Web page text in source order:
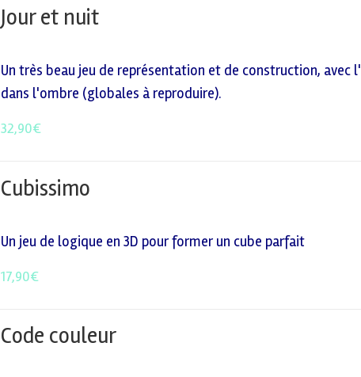
Jour et nuit
Un très beau jeu de représentation et de construction,
dans l'ombre (globales à reproduire).
32,90€
Cubissimo
Un jeu de logique en 3D pour former un cube parfait
17,90€
Code couleur